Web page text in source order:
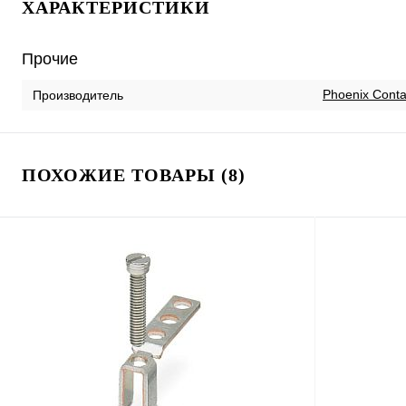
ХАРАКТЕРИСТИКИ
Прочие
Производитель Phoenix
ПОХОЖИЕ ТОВАРЫ (8)